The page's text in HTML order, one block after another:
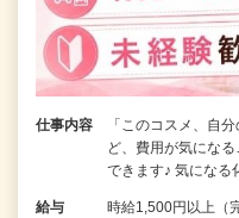
仕事内容
「このコスメ、自
ど、費用が気にな
できます♪ 気にな
給与
時給1,500円以上（